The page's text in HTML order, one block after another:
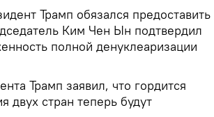
Трамп обязался предоставить
Ким Чен Ын подтвердил
полной денуклеаризации
Трамп заявил, что гордится
двух стран теперь будут